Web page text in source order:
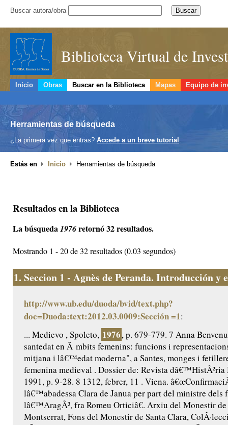
Buscar autora/obra
Biblioteca Virtual de
Inicio Obras Buscar en la Biblioteca Mapas Equipo de
Herramientas de búsqueda
¿La primera vez que entras? Accede a un breve tutorial .
Estás en Inicio Herramientas de búsqueda
Resultados en la Biblioteca
La búsqueda1976retornó 32 resultados.
Mostrando 1 - 20 de 32 resultados (0.03 segundos)
1. Seccion 1 - Agnès de Peranda. Introducción y
http://www.ub.edu/duoda/bvid/text.php?
doc=Duoda:text:2012.03.0009:Sección =1:
... Medievo , Spoleto, 1976, p. 679-779. 7 Anna
santedat en Ã mbits femenins: funcions i
mitjana i lâ€™edat moderna", a Santes, monges i
femenina medieval . Dossier de: Revista dâ€™HistÃ²ria
1991, p. 9-28. 8 1312, febrer, 11 . Viena.
lâ€™abadessa Clara de Janua per part del ministre dels
lâ€™AragÃ³, fra Romeu Orticiâ€. Arxiu del Monestir de
Montserrat, Fons del Monestir de Santa Clara,